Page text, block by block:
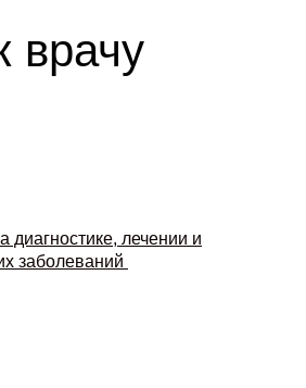
врачу
диагностике, лечении и
заболеваний